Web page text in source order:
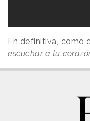
En definitiva, como
escuchar a tu